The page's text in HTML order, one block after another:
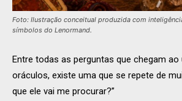
Foto: Ilustração conceitual produzida com
símbolos do Lenormand.
Entre todas as perguntas que chegam
oráculos, existe uma que se repete de
que ele vai me procurar?”